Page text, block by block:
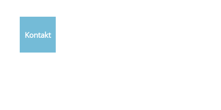
Kontakt